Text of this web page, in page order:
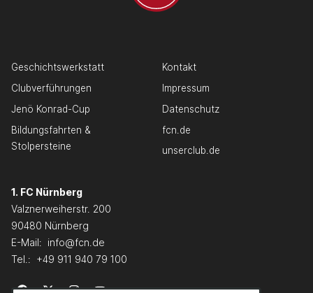
Geschichtswerkstatt
Clubverführungen
Jenö Konrad-Cup
Bildungsfahrten &
Stolpersteine
Kontakt
Impressum
Datenschutz
fcn.de
unserclub.de
1. FC Nürnberg
Valznerweiherstr. 200
90480 Nürnberg
E-Mail: info@fcn.de
Tel.: +49 911 940 79 100